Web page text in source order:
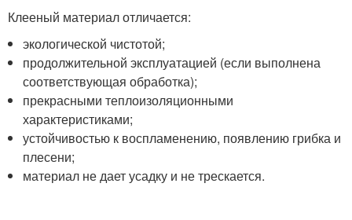
Клееный материал отличается:
экологической чистотой;
продолжительной эксплуатацией (если выполнена
соответствующая обработка);
прекрасными теплоизоляционными
характеристиками;
устойчивостью к воспламенению, появлению грибка и
плесени;
материал не дает усадку и не трескается.